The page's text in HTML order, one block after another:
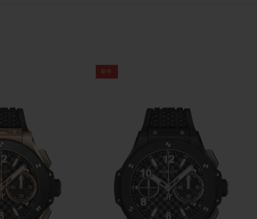
新作
ク検索